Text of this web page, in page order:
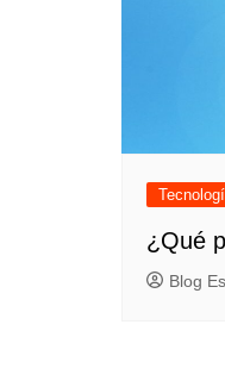
¿Qué
Blog